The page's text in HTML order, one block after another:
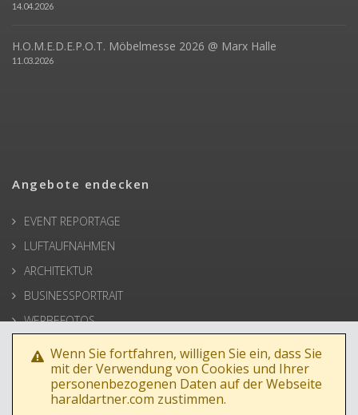
14.04.2026
H.O.M.E.D.E.P.O.T. Möbelmesse 2026 @ Marx Halle
11.03.2026
Angebote endecken
EVENT REPORTAGE
LUFTAUFNAHMEN
ARCHITEKTUR
BUSINESSPORTRAIT
WERBEFOTOS
HOCHZEIT
PRESSE
Wenn Sie fortfahren, willigen Sie ein, dass Sie
mit der Verwendung von Cookies und Ihrer
personenbezogenen Daten auf der Webseite
haraldartner.com zustimmen.